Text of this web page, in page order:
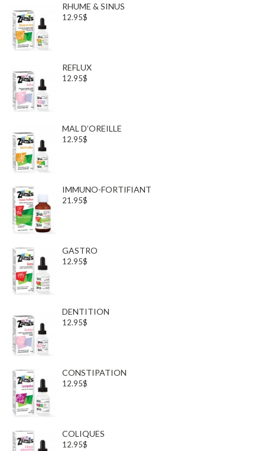
RHUME & SINUS
12.95$
REFLUX
12.95$
MAL D’OREILLE
12.95$
IMMUNO-FORTIFIANT
21.95$
GASTRO
12.95$
DENTITION
12.95$
CONSTIPATION
12.95$
COLIQUES
12.95$